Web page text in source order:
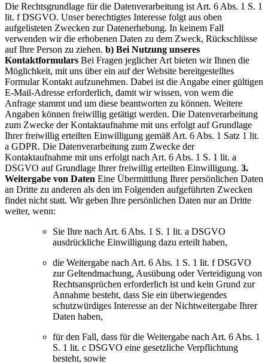
Die Rechtsgrundlage für die Datenverarbeitung ist Art. 6 Abs. 1 S. 1
lit. f DSGVO. Unser berechtigtes Interesse folgt aus oben
aufgelisteten Zwecken zur Datenerhebung. In keinem Fall
verwenden wir die erhobenen Daten zu dem Zweck, Rückschlüsse
auf Ihre Person zu ziehen. b) Bei Nutzung unseres
Kontaktformulars Bei Fragen jeglicher Art bieten wir Ihnen die
Möglichkeit, mit uns über ein auf der Website bereitgestelltes
Formular Kontakt aufzunehmen. Dabei ist die Angabe einer gültigen
E-Mail-Adresse erforderlich, damit wir wissen, von wem die
Anfrage stammt und um diese beantworten zu können. Weitere
Angaben können freiwillig getätigt werden. Die Datenverarbeitung
zum Zwecke der Kontaktaufnahme mit uns erfolgt auf Grundlage
Ihrer freiwillig erteilten Einwilligung gemäß Art. 6 Abs. 1 Satz 1 lit.
a GDPR. Die Datenverarbeitung zum Zwecke der
Kontaktaufnahme mit uns erfolgt nach Art. 6 Abs. 1 S. 1 lit. a
DSGVO auf Grundlage Ihrer freiwillig erteilten Einwilligung. 3.
Weitergabe von Daten Eine Übermittlung Ihrer persönlichen Daten
an Dritte zu anderen als den im Folgenden aufgeführten Zwecken
findet nicht statt. Wir geben Ihre persönlichen Daten nur an Dritte
weiter, wenn:
Sie Ihre nach Art. 6 Abs. 1 S. 1 lit. a DSGVO
ausdrückliche Einwilligung dazu erteilt haben,
die Weitergabe nach Art. 6 Abs. 1 S. 1 lit. f DSGVO
zur Geltendmachung, Ausübung oder Verteidigung von
Rechtsansprüchen erforderlich ist und kein Grund zur
Annahme besteht, dass Sie ein überwiegendes
schutzwürdiges Interesse an der Nichtweitergabe Ihrer
Daten haben,
für den Fall, dass für die Weitergabe nach Art. 6 Abs. 1
S. 1 lit. c DSGVO eine gesetzliche Verpflichtung
besteht, sowie